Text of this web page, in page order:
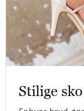
Stilige